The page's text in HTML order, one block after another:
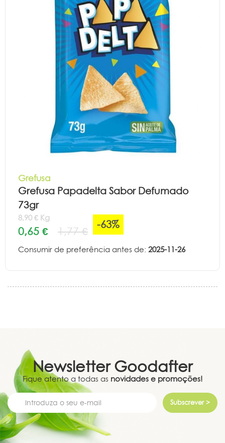
Grefusa
Grefusa Papadelta Sabor Defumado
73gr
8,90 € Kg
0,65 € 1,77 €
-63%
Consumir de preferência antes de: 2025-11-26
Newsletter Goodafter
Fique atento a todas as novidades e promoções!
Subscrever >